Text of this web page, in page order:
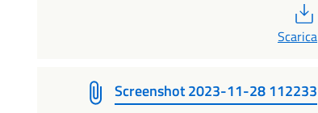
Scarica
Screenshot 2023-11-28 112233